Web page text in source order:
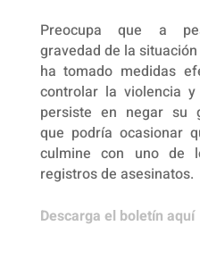
Preocupa que a
gravedad de la
ha tomado medidas
controlar la violencia
persiste en negar su
que podría ocasionar
culmine con uno de
registros de asesinatos.
Descarga el boletín aquí